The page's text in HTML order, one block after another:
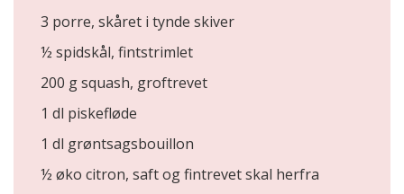
3 porre, skåret i tynde skiver
½ spidskål, fintstrimlet
200 g squash, groftrevet
1 dl piskefløde
1 dl grøntsagsbouillon
½ øko citron, saft og fintrevet skal herfra